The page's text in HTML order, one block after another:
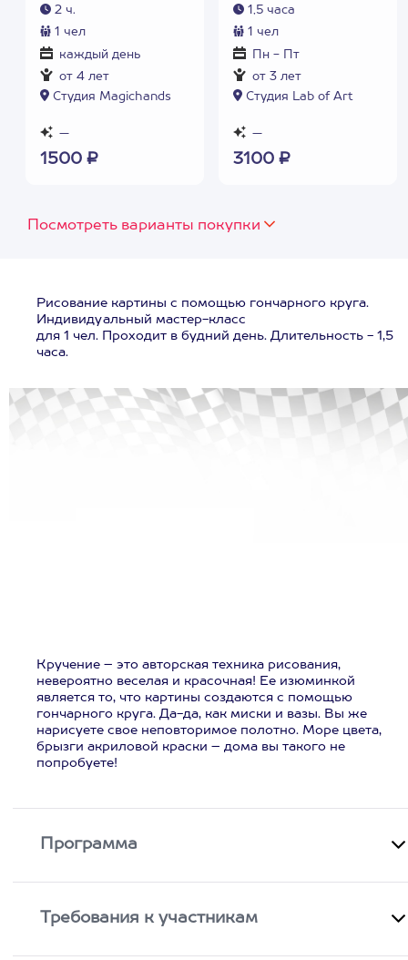
2 ч.
1 чел
каждый день
от 4 лет
Студия Magichands
—
1500 ₽
1,5 часа
1 чел
Пн - Пт
от 3 лет
Студия Lab of Art
—
3100 ₽
Посмотреть варианты покупки
Рисование картины с помощью гончарного круга.
Индивидуальный мастер-класс
для 1 чел. Проходит в будний день. Длительность - 1,5
часа.
Кручение – это авторская техника рисования,
невероятно веселая и красочная! Ее изюминкой
является то, что картины создаются с помощью
гончарного круга. Да-да, как миски и вазы. Вы же
нарисуете свое неповторимое полотно. Море цвета,
брызги акриловой краски – дома вы такого не
попробуете!
Программа
Требования к участникам